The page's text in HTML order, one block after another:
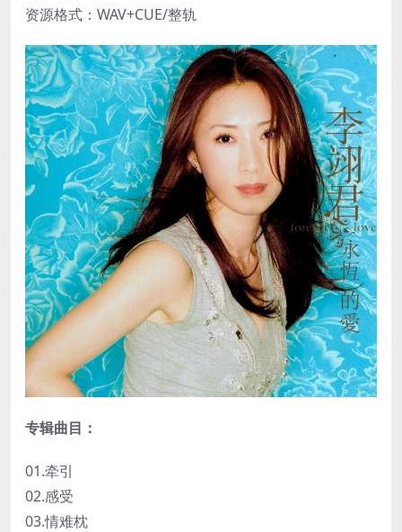
资源格式：WAV+CUE/整轨
专辑曲目：
01.牵引
02.感受
03.情难枕